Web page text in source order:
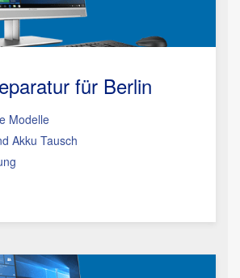
für Berlin
Modelle
Akku Tausch